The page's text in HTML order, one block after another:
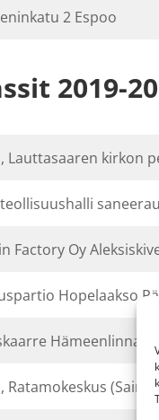
2 Espoo
2019-
Lauttasaaren kirkon
Factory Oy
Hopelaakso
Hämeenlinna
Ratamokeskus